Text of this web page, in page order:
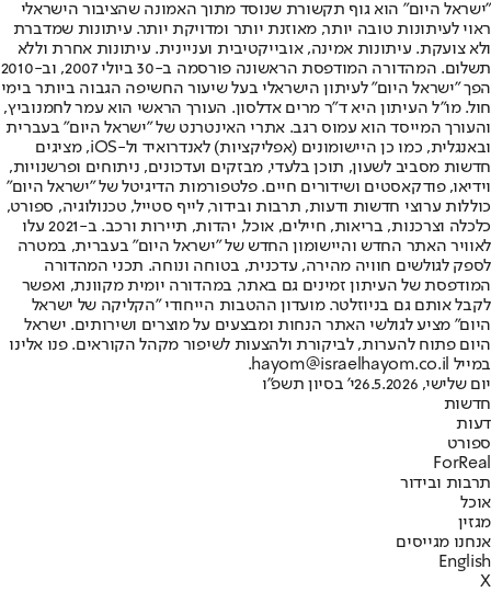
"ישראל היום" הוא גוף תקשורת שנוסד מתוך האמונה שהציבור הישראלי
ראוי לעיתונות טובה יותר, מאוזנת יותר ומדויקת יותר. עיתונות שמדברת
ולא צועקת. עיתונות אמינה, אובייקטיבית ועניינית. עיתונות אחרת וללא
תשלום. המהדורה המודפסת הראשונה פורסמה ב-30 ביולי 2007, וב-2010
הפך "ישראל היום" לעיתון הישראלי בעל שיעור החשיפה הגבוה ביותר בימי
חול. מו"ל העיתון היא ד"ר מרים אדלסון. העורך הראשי הוא עמר לחמנוביץ,
והעורך המייסד הוא עמוס רגב. אתרי האינטרנט של "ישראל היום" בעברית
ובאנגלית, כמו כן היישומונים (אפליקציות) לאנדרואיד ול-iOS, מציגים
חדשות מסביב לשעון, תוכן בלעדי, מבזקים ועדכונים, ניתוחים ופרשנויות,
וידיאו, פודקאסטים ושידורים חיים. פלטפורמות הדיגיטל של "ישראל היום"
כוללות ערוצי חדשות ודעות, תרבות ובידור, לייף סטייל, טכנולוגיה, ספורט,
כלכלה וצרכנות, בריאות, חיילים, אוכל, יהדות, תיירות ורכב. ב-2021 עלו
לאוויר האתר החדש והיישומון החדש של "ישראל היום" בעברית, במטרה
לספק לגולשים חוויה מהירה, עדכנית, בטוחה ונוחה. תכני המהדורה
המודפסת של העיתון זמינים גם באתר, במהדורה יומית מקוונת, ואפשר
לקבל אותם גם בניוזלטר. מועדון ההטבות הייחודי "הקליקה של ישראל
היום" מציע לגולשי האתר הנחות ומבצעים על מוצרים ושירותים. ישראל
היום פתוח להערות, לביקורת ולהצעות לשיפור מקהל הקוראים. פנו אלינו
במייל hayom@israelhayom.co.il.
יום שלישי, 26.5.2026
י' בסיון תשפ"ו
חדשות
דעות
ספורט
ForReal
תרבות ובידור
אוכל
מגזין
אנחנו מגייסים
English
X